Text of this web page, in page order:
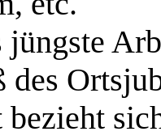
des